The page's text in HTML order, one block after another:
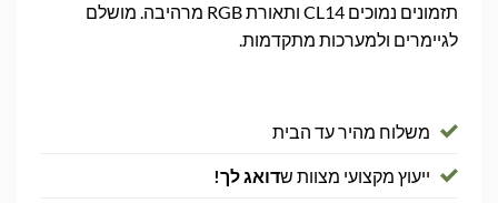
תזמונים נמוכים CL14 ותאורת RGB מרהיבה. מושלם
לגיימרים ולמערכות מתקדמות.
משלוח מהיר עד הבית
ייעוץ מקצועי מצוות שדואג לך!